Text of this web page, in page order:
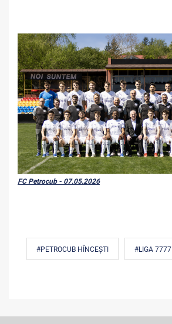
FC Petrocub - 07.05.2026
#PETROCUB HÎNCEȘTI #LIGA 7777